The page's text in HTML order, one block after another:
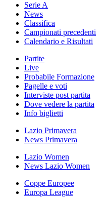
Serie A
News
Classifica
Campionati precedenti
Calendario e Risultati
Partite
Live
Probabile Formazione
Pagelle e voti
Interviste post partita
Dove vedere la partita
Info biglietti
Lazio Primavera
News Primavera
Lazio Women
News Lazio Women
Coppe Europee
Europa League